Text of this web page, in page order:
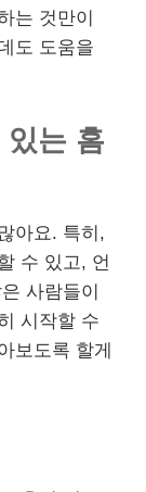
는 것만이
도 도움을
있는 홈
아요. 특히,
수 있고, 언
사람들이
시작할 수
보도록 할게